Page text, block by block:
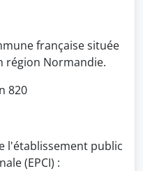
française située
région Normandie.
820
l'établissement public
(EPCI) :